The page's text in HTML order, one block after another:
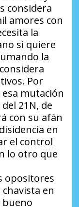
considera
amores con
la
si quiere
la
Por
mutación
21N, de
con su afán
en
el control
lo otro que
opositores
en
bueno